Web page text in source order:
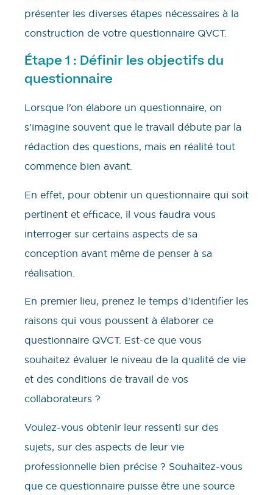
présenter les diverses étapes nécessaires à la
construction de votre questionnaire QVCT.
Étape 1 : Définir les objectifs du
questionnaire
Lorsque l’on élabore un questionnaire, on
s’imagine souvent que le travail débute par la
rédaction des questions, mais en réalité tout
commence bien avant.
En effet, pour obtenir un questionnaire qui soit
pertinent et efficace, il vous faudra vous
interroger sur certains aspects de sa
conception avant même de penser à sa
réalisation.
En premier lieu, prenez le temps d’identifier les
raisons qui vous poussent à élaborer ce
questionnaire QVCT. Est-ce que vous
souhaitez évaluer le niveau de la qualité de vie
et des conditions de travail de vos
collaborateurs ?
Voulez-vous obtenir leur ressenti sur des
sujets, sur des aspects de leur vie
professionnelle bien précise ? Souhaitez-vous
que ce questionnaire puisse être une source